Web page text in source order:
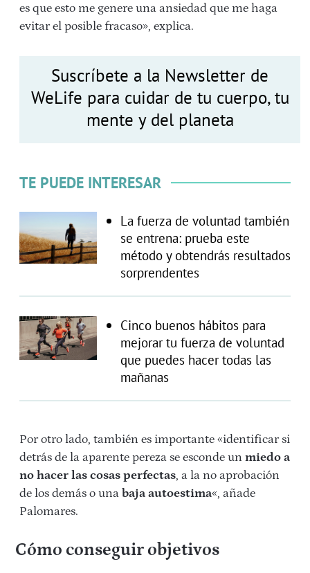
es que esto me genere una ansiedad que me haga
evitar el posible fracaso», explica.
Suscríbete a la Newsletter de
WeLife para cuidar de tu cuerpo, tu
mente y del planeta
TE PUEDE INTERESAR
La fuerza de voluntad también
se entrena: prueba este
método y obtendrás resultados
sorprendentes
Cinco buenos hábitos para
mejorar tu fuerza de voluntad
que puedes hacer todas las
mañanas
Por otro lado, también es importante «identificar si
detrás de la aparente pereza se esconde un miedo a
no hacer las cosas perfectas, a la no aprobación
de los demás o una baja autoestima«, añade
Palomares.
Cómo conseguir objetivos